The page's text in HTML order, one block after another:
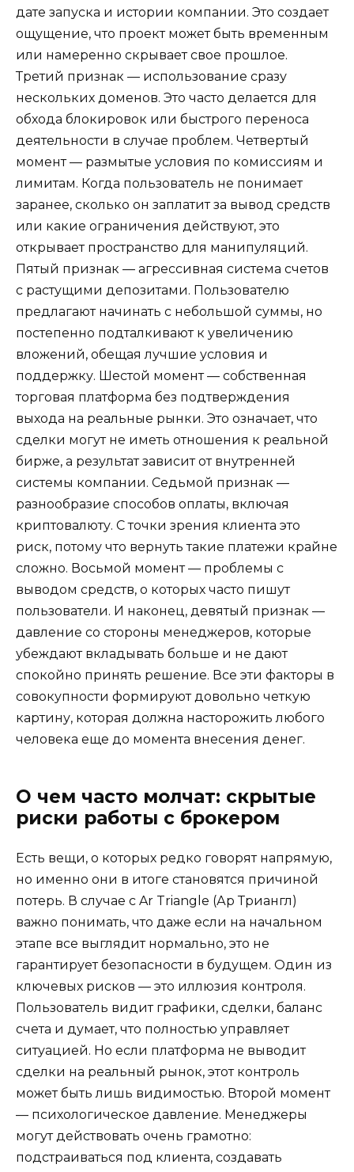
дате запуска и истории компании. Это создает
ощущение, что проект может быть временным
или намеренно скрывает свое прошлое.
Третий признак — использование сразу
нескольких доменов. Это часто делается для
обхода блокировок или быстрого переноса
деятельности в случае проблем. Четвертый
момент — размытые условия по комиссиям и
лимитам. Когда пользователь не понимает
заранее, сколько он заплатит за вывод средств
или какие ограничения действуют, это
открывает пространство для манипуляций.
Пятый признак — агрессивная система счетов
с растущими депозитами. Пользователю
предлагают начинать с небольшой суммы, но
постепенно подталкивают к увеличению
вложений, обещая лучшие условия и
поддержку. Шестой момент — собственная
торговая платформа без подтверждения
выхода на реальные рынки. Это означает, что
сделки могут не иметь отношения к реальной
бирже, а результат зависит от внутренней
системы компании. Седьмой признак —
разнообразие способов оплаты, включая
криптовалюту. С точки зрения клиента это
риск, потому что вернуть такие платежи крайне
сложно. Восьмой момент — проблемы с
выводом средств, о которых часто пишут
пользователи. И наконец, девятый признак —
давление со стороны менеджеров, которые
убеждают вкладывать больше и не дают
спокойно принять решение. Все эти факторы в
совокупности формируют довольно четкую
картину, которая должна насторожить любого
человека еще до момента внесения денег.
О чем часто молчат: скрытые
риски работы с брокером
Есть вещи, о которых редко говорят напрямую,
но именно они в итоге становятся причиной
потерь. В случае с Ar Triangle (Ар Триангл)
важно понимать, что даже если на начальном
этапе все выглядит нормально, это не
гарантирует безопасности в будущем. Один из
ключевых рисков — это иллюзия контроля.
Пользователь видит графики, сделки, баланс
счета и думает, что полностью управляет
ситуацией. Но если платформа не выводит
сделки на реальный рынок, этот контроль
может быть лишь видимостью. Второй момент
— психологическое давление. Менеджеры
могут действовать очень грамотно:
подстраиваться под клиента, создавать